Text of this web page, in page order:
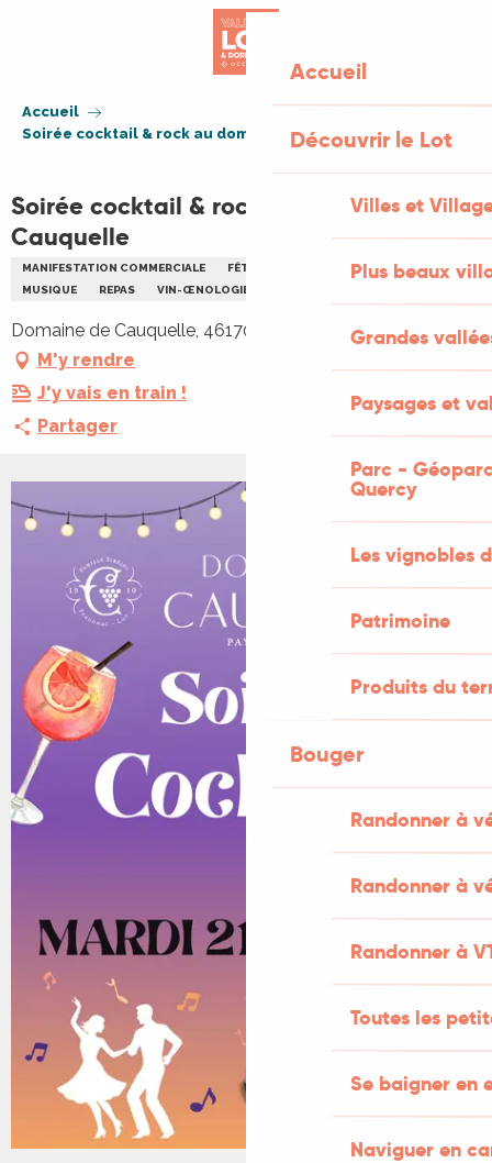
Accueil
Découvrir le Lot
Villes et
Plus beaux
Grandes
Paysages et
Parc -
Quercy
Les vignobles
Patrimoine
Produits du
Bouger
Randonner à
Randonner à
Randonner à
Toutes les
Se baigner en
Naviguer en
Accueil
Soirée cocktail & rock au domaine de Cauquelle
Soirée cocktail & rock au domaine de
Cauquelle
MANIFESTATION COMMERCIALE FÊTE
FAMILLE
MUSIQUE
REPAS VIN-ŒNOLOGIE
Domaine de Cauquelle, 46170 Saint-Paul-Flaugnac
M'y rendre
J'y vais en train !
Partager